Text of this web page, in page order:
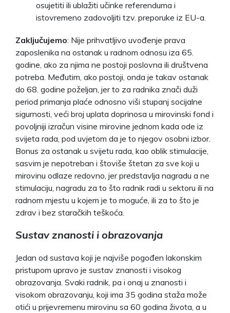
osujetiti ili ublažiti učinke referenduma i
istovremeno zadovoljiti tzv. preporuke iz EU-a.
Zaključujemo: Nije prihvatljivo uvođenje prava
zaposlenika na ostanak u radnom odnosu iza 65.
godine, ako za njima ne postoji poslovna ili društvena
potreba. Međutim, ako postoji, onda je takav ostanak
do 68. godine poželjan, jer to za radnika znači duži
period primanja plaće odnosno viši stupanj socijalne
sigurnosti, veći broj uplata doprinosa u mirovinski fond i
povoljniji izračun visine mirovine jednom kada ode iz
svijeta rada, pod uvjetom da je to njegov osobni izbor.
Bonus za ostanak u svijetu rada, kao oblik stimulacije,
sasvim je nepotreban i štoviše štetan za sve koji u
mirovinu odlaze redovno, jer predstavlja nagradu a ne
stimulaciju, nagradu za to što radnik radi u sektoru ili na
radnom mjestu u kojem je to moguće, ili za to što je
zdrav i bez staračkih teškoća.
Sustav znanosti i obrazovanja
Jedan od sustava koji je najviše pogođen lakonskim
pristupom upravo je sustav znanosti i visokog
obrazovanja. Svaki radnik, pa i onaj u znanosti i
visokom obrazovanju, koji ima 35 godina staža može
otići u prijevremenu mirovinu sa 60 godina života, a u